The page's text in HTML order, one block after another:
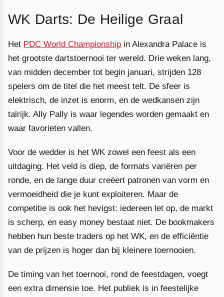
WK Darts: De Heilige Graal
Het PDC World Championship in Alexandra Palace is
het grootste dartstoernooi ter wereld. Drie weken lang,
van midden december tot begin januari, strijden 128
spelers om de titel die het meest telt. De sfeer is
elektrisch, de inzet is enorm, en de wedkansen zijn
talrijk. Ally Pally is waar legendes worden gemaakt en
waar favorieten vallen.
Voor de wedder is het WK zowel een feest als een
uitdaging. Het veld is diep, de formats variëren per
ronde, en de lange duur creëert patronen van vorm en
vermoeidheid die je kunt exploiteren. Maar de
competitie is ook het hevigst: iedereen let op, de markt
is scherp, en easy money bestaat niet. De bookmakers
hebben hun beste traders op het WK, en de efficiëntie
van de prijzen is hoger dan bij kleinere toernooien.
De timing van het toernooi, rond de feestdagen, voegt
een extra dimensie toe. Het publiek is in feestelijke